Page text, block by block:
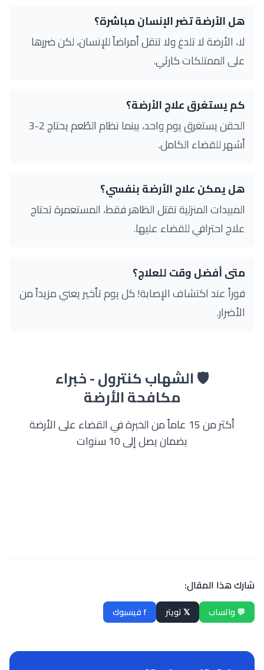
هل الأرضة تضر الإنسان مباشرة؟
لا، الأرضة لا تلدغ ولا تنقل أمراضاً للإنسان، لكن ضررها
على الممتلكات كارثي.
كم يستغرق علاج الأرضة؟
الحقن يستغرق يوم واحد، بينما نظام الطُعم يحتاج 2-3
أشهر للقضاء الكامل.
هل يمكن علاج الأرضة بنفسي؟
المبيدات المنزلية تقتل الظاهر فقط، المستعمرة تحتاج
علاج احترافي للقضاء عليها.
متى أفضل وقت للعلاج؟
فوراً عند اكتشاف الإصابة! كل يوم تأخير يعني مزيداً من
الأضرار.
🛡️ الشهاب كنترول - خبراء
مكافحة الأرضة
أكثر من 15 عاماً من الخبرة في القضاء على الأرضة
بضمان يصل إلى 10 سنوات
شارك هذا المقال:
💬 واتساب 𝕏 تويتر f فيسبوك